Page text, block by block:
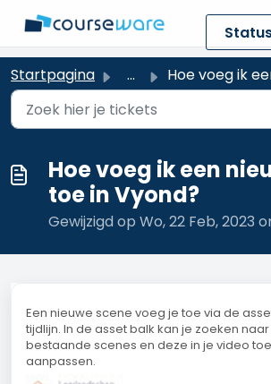
Startpagina ... Hoe voeg ik een nieuwe scene toe
Hoe voeg ik een
toe in Vyond?
Gewijzigd op Wo, 22 Feb, 2023
Een nieuwe scene voeg je toe via de
tijdlijn. In de asset balk kan je zoeken
bestaande scenes en deze in je video
aanpassen.